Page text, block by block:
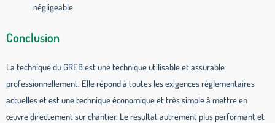
négligeable
Conclusion
La technique du GREB est une technique utilisable et assurable
professionnellement. Elle répond à toutes les exigences réglementaires
actuelles et est une technique économique et très simple à mettre en
œuvre directement sur chantier. Le résultat autrement plus performant et